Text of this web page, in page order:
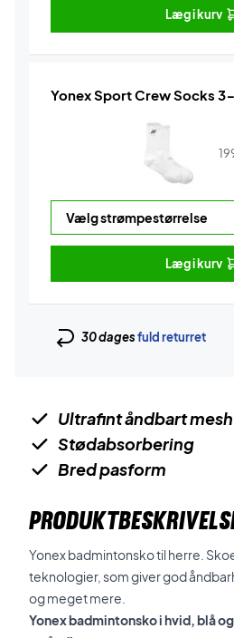
Læg i kurv
Yonex Sport Crew Socks
Læg i kurv
30 dagesfuld returret
Ultrafint åndbart mesh
Stødabsorbering
Bred pasform
Yonex badmintonsko til herre.
teknologier, som giver god
og meget mere.
Yonex badmintonsko i hvid, blå